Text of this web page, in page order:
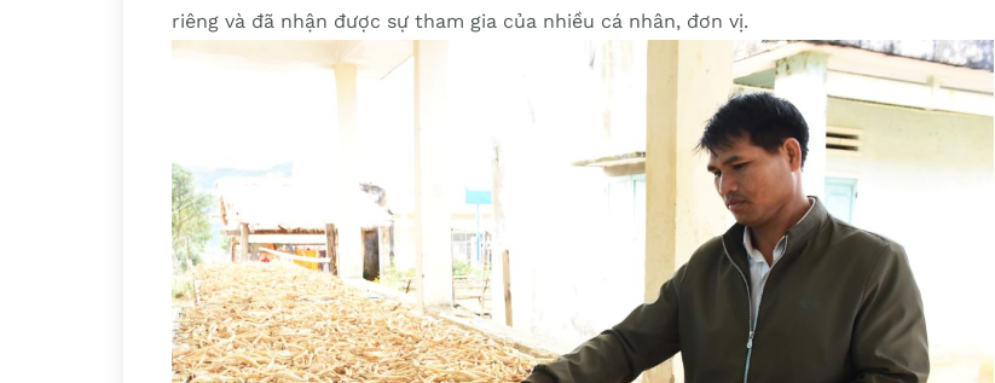
riêng và đã nhận được sự tham gia của nhiều cá nhân, đơn vị.